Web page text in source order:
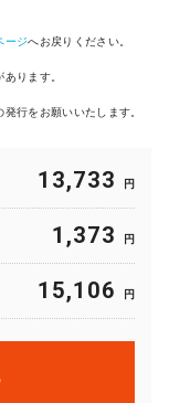
ージへお戻りください。
ります。
行をお願いいたします。
13,733 円
1,373 円
15,106 円